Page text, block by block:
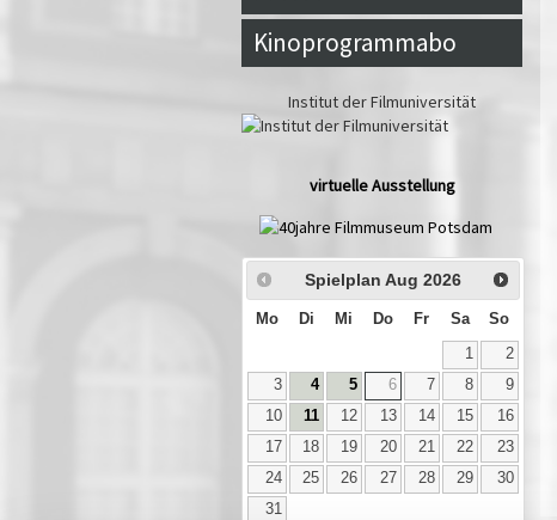
Kinoprogrammabo
Institut der Filmuniversität
virtuelle Ausstellung
Spielplan Aug 2026
Mo Di Mi Do Fr Sa So
1
2
3
4 5 6 7 8
9
10
11 12 13 14 15
16
17
18 19 20 21 22
23
24
25 26 27 28 29
30
31